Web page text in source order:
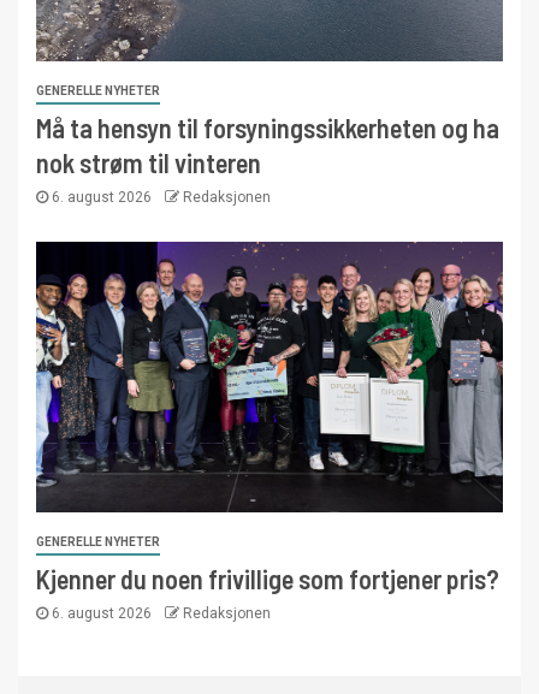
GENERELLE NYHETER
Må ta hensyn til forsyningssikkerheten og ha
nok strøm til vinteren
6. august 2026 Redaksjonen
GENERELLE NYHETER
Kjenner du noen frivillige som fortjener pris?
6. august 2026 Redaksjonen